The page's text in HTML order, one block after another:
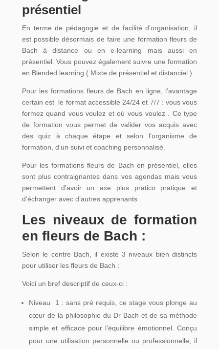
présentiel
En terme de pédagogie et de facilité d’organisation, il
est possible désormais de faire une formation fleurs de
Bach à distance ou en e-learning mais aussi en
présentiel. Vous pouvez également suivre une formation
en Blended learning ( Mixte de présentiel et distanciel )
Pour les formations fleurs de Bach en ligne, l’avantage
certain est le format accessible 24/24 et 7/7 : vous vous
formez quand vous voulez et où vous voulez . Ce type
de formation vous permet de valider vos acquis avec
des quiz à chaque étape et selon l’organisme de
formation, d’un suivi et coaching personnalisé.
Pour les formations fleurs de Bach en présentiel, elles
sont plus contraignantes dans vos agendas mais vous
permettent d’avoir un axe plus pratico pratique et
d’échanger avec d’autres apprenants .
Les niveaux de formation
en fleurs de Bach :
Selon le centre Bach, il existe 3 niveaux bien distincts
pour utiliser les fleurs de Bach :
Voici un bref descriptif de ceux-ci :
Niveau 1 : sans pré requis, ce stage vous plonge au
cœur de la philosophie du Dr Bach et de sa méthode
simple et efficace pour l’équilibre émotionnel. Conçu
pour une utilisation personnelle ou professionnelle, il